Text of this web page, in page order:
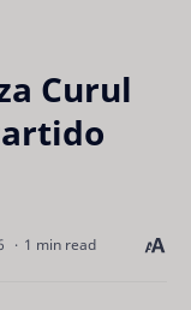
Curul
1 min read